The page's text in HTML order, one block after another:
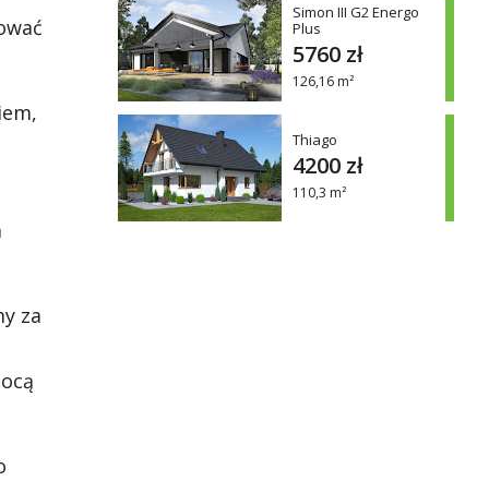
za
Simon III G2 Energo
Plus
126,16 m²
5760 zł
Thiago
110,3 m²
4200 zł